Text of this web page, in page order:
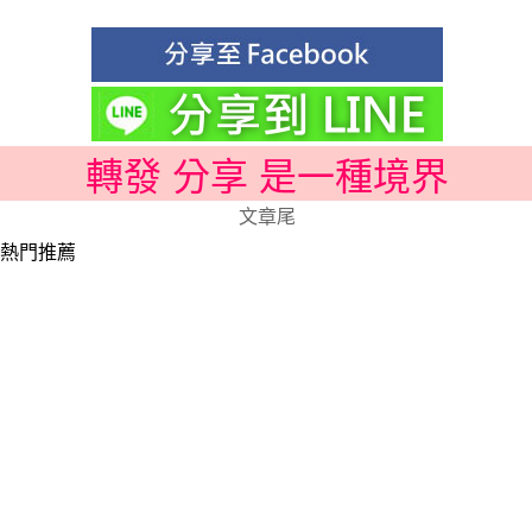
轉發 分享 是一種境界
文章尾
熱門推薦